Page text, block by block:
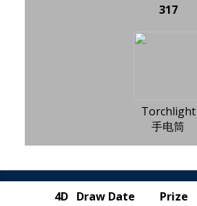
317
Torchlight
手电筒
4D Draw Date
Prize